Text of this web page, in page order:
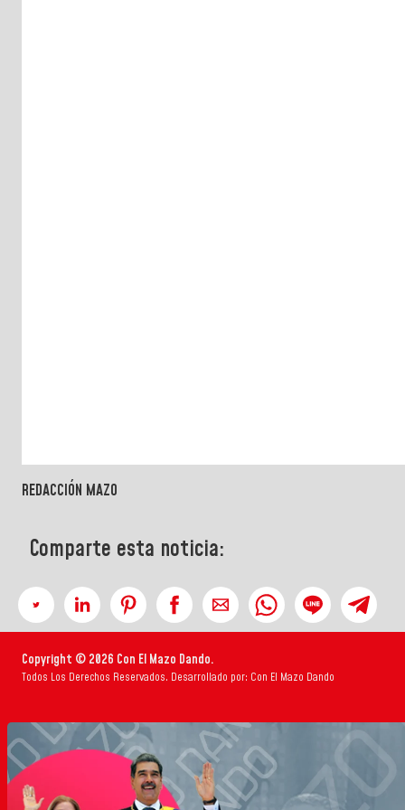
REDACCIÓN MAZO
Comparte esta noticia:
Copyright © 2026 Con El Mazo Dando.
Todos Los Derechos Reservados. Desarrollado por: Con El Mazo Dando